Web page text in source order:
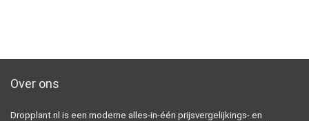
Over ons
Dropplant.nl is een moderne alles-in-één prijsvergelijkings- en